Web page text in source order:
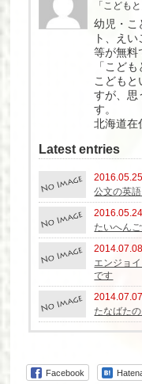
「こども
幼児・こ
ト、え
等が無料
「こど
こども
すが、思
す。
北海道在
Latest entries
2016.05.25
公文の英
2016.05.24
たいへん
2014.07.08
エンジョ
です
2014.07.07
たなばた
Facebook